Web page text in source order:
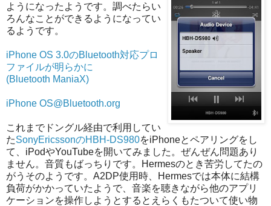
ようになったようです。調べたらい
ろんなことができるようになってい
るようです。
iPhone OS 3.0のBluetooth対応プロ
ファイルが明らかに
(Bluetooth ManiaX)
iPhone OS@Bluetooth.org
これまでドングル経由で利用してい
たSonyEricssonのHBH-DS980をiPhoneとペアリングをし
て、iPodやYouTubeを開いてみました。ぜんぜん問題あり
ません。音質もばっちりです。Hermesのとき苦労してたの
がうそのようです。A2DP使用時、Hermesでは本体に結構
負荷がかかっていたようで、音楽を聴きながら他のアプリ
ケーションを操作しようとするとえらくもたついて使い物